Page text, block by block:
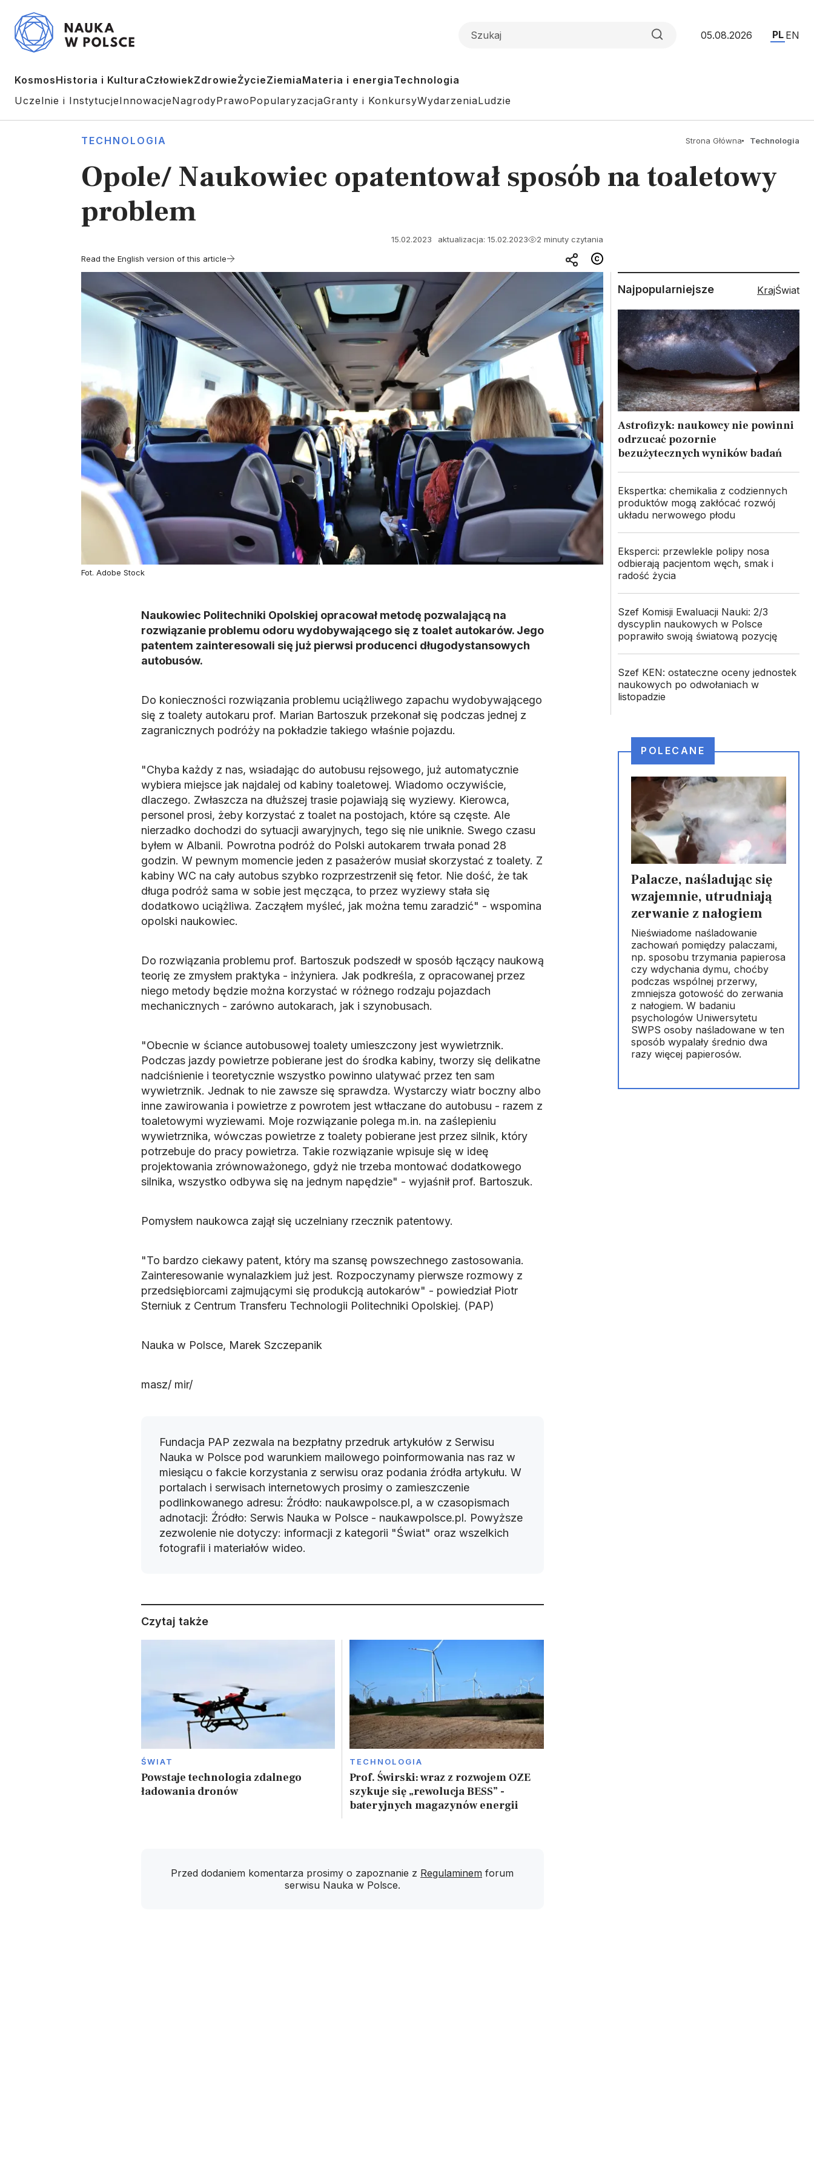
05.08.2026 PL EN
KosmosHistoria i KulturaCzłowiekZdrowieŻycieZiemiaMateria i energiaTechnologia
Uczelnie i InstytucjeInnowacjeNagrodyPrawoPopularyzacjaGranty i KonkursyWydarzeniaLudzie
TECHNOLOGIA Strona Główna Technologia
Opole/ Naukowiec opatentował sposób na toaletowy
problem
15.02.2023 aktualizacja: 15.02.2023
2 minuty czytania
Read the English version of this article
Fot. Adobe Stock
Naukowiec Politechniki Opolskiej opracował metodę pozwalającą na
rozwiązanie problemu odoru wydobywającego się z toalet autokarów. Jego
patentem zainteresowali się już pierwsi producenci długodystansowych
autobusów.
Do konieczności rozwiązania problemu uciążliwego zapachu wydobywającego
się z toalety autokaru prof. Marian Bartoszuk przekonał się podczas jednej z
zagranicznych podróży na pokładzie takiego właśnie pojazdu.
"Chyba każdy z nas, wsiadając do autobusu rejsowego, już automatycznie
wybiera miejsce jak najdalej od kabiny toaletowej. Wiadomo oczywiście,
dlaczego. Zwłaszcza na dłuższej trasie pojawiają się wyziewy. Kierowca,
personel prosi, żeby korzystać z toalet na postojach, które są częste. Ale
nierzadko dochodzi do sytuacji awaryjnych, tego się nie uniknie. Swego czasu
byłem w Albanii. Powrotna podróż do Polski autokarem trwała ponad 28
godzin. W pewnym momencie jeden z pasażerów musiał skorzystać z toalety. Z
kabiny WC na cały autobus szybko rozprzestrzenił się fetor. Nie dość, że tak
długa podróż sama w sobie jest męcząca, to przez wyziewy stała się
dodatkowo uciążliwa. Zacząłem myśleć, jak można temu zaradzić" - wspomina
opolski naukowiec.
Do rozwiązania problemu prof. Bartoszuk podszedł w sposób łączący naukową
teorię ze zmysłem praktyka - inżyniera. Jak podkreśla, z opracowanej przez
niego metody będzie można korzystać w różnego rodzaju pojazdach
mechanicznych - zarówno autokarach, jak i szynobusach.
"Obecnie w ściance autobusowej toalety umieszczony jest wywietrznik.
Podczas jazdy powietrze pobierane jest do środka kabiny, tworzy się delikatne
nadciśnienie i teoretycznie wszystko powinno ulatywać przez ten sam
wywietrznik. Jednak to nie zawsze się sprawdza. Wystarczy wiatr boczny albo
inne zawirowania i powietrze z powrotem jest wtłaczane do autobusu - razem z
toaletowymi wyziewami. Moje rozwiązanie polega m.in. na zaślepieniu
wywietrznika, wówczas powietrze z toalety pobierane jest przez silnik, który
potrzebuje do pracy powietrza. Takie rozwiązanie wpisuje się w ideę
projektowania zrównoważonego, gdyż nie trzeba montować dodatkowego
silnika, wszystko odbywa się na jednym napędzie" - wyjaśnił prof. Bartoszuk.
Pomysłem naukowca zajął się uczelniany rzecznik patentowy.
"To bardzo ciekawy patent, który ma szansę powszechnego zastosowania.
Zainteresowanie wynalazkiem już jest. Rozpoczynamy pierwsze rozmowy z
przedsiębiorcami zajmującymi się produkcją autokarów" - powiedział Piotr
Sterniuk z Centrum Transferu Technologii Politechniki Opolskiej. (PAP)
Nauka w Polsce, Marek Szczepanik
masz/ mir/
Fundacja PAP zezwala na bezpłatny przedruk artykułów z Serwisu
Nauka w Polsce pod warunkiem mailowego poinformowania nas raz w
miesiącu o fakcie korzystania z serwisu oraz podania źródła artykułu. W
portalach i serwisach internetowych prosimy o zamieszczenie
podlinkowanego adresu: Źródło: naukawpolsce.pl, a w czasopismach
adnotacji: Źródło: Serwis Nauka w Polsce - naukawpolsce.pl. Powyższe
zezwolenie nie dotyczy: informacji z kategorii "Świat" oraz wszelkich
fotografii i materiałów wideo.
Czytaj także
ŚWIAT
Powstaje technologia zdalnego
ładowania dronów
TECHNOLOGIA
Prof. Świrski: wraz z rozwojem OZE
szykuje się „rewolucja BESS” -
bateryjnych magazynów energii
Przed dodaniem komentarza prosimy o zapoznanie z Regulaminem forum
serwisu Nauka w Polsce.
Najpopularniejsze KrajŚwiat
Astrofizyk: naukowcy nie powinni
odrzucać pozornie
bezużytecznych wyników badań
Ekspertka: chemikalia z codziennych
produktów mogą zakłócać rozwój
układu nerwowego płodu
Eksperci: przewlekle polipy nosa
odbierają pacjentom węch, smak i
radość życia
Szef Komisji Ewaluacji Nauki: 2/3
dyscyplin naukowych w Polsce
poprawiło swoją światową pozycję
Szef KEN: ostateczne oceny jednostek
naukowych po odwołaniach w
listopadzie
POLECANE
Palacze, naśladując się
wzajemnie, utrudniają
zerwanie z nałogiem
Nieświadome naśladowanie
zachowań pomiędzy palaczami,
np. sposobu trzymania papierosa
czy wdychania dymu, choćby
podczas wspólnej przerwy,
zmniejsza gotowość do zerwania
z nałogiem. W badaniu
psychologów Uniwersytetu
SWPS osoby naśladowane w ten
sposób wypalały średnio dwa
razy więcej papierosów.